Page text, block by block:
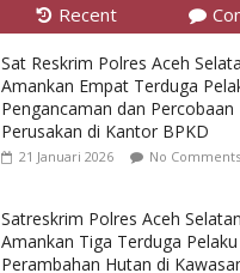
Recent
Sat Reskrim Polres Aceh
Amankan Empat Terduga
Pengancaman dan Percobaan
Perusakan di Kantor BPKD
21 Januari 2026 No Comments
Satreskrim Polres Aceh Selatan
Amankan Tiga Terduga Pelaku
Perambahan Hutan di